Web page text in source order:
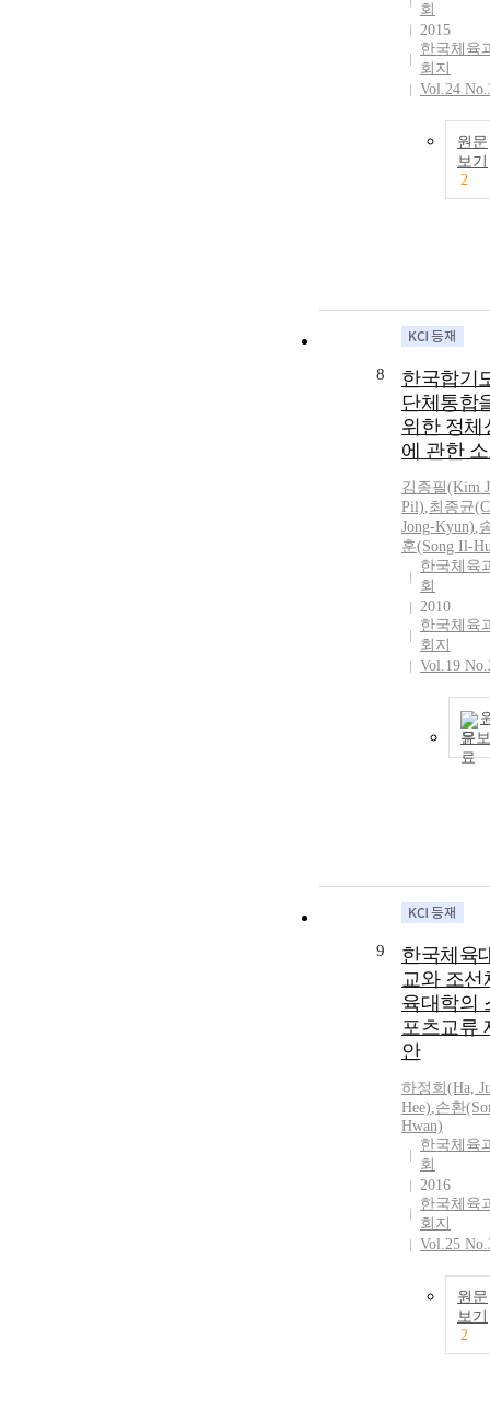
회
2015
한국체육
회지
Vol.24
원문
보기
2
8
한국합기
단체통합
위한 정체
에 관한
김종필(Kim
Pil),최종균
Jong-Kyun),
훈(Song Il-
한국체육
회
2010
한국체육
회지
Vol.19
문
9
한국체육
교와 조선
육대학의
포츠교류
안
하정희(Ha,
Hee),손환
Hwan)
한국체육
회
2016
한국체육
회지
Vol.25
원문
보기
2